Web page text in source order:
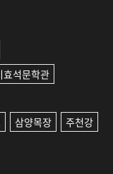
효석문학관
삼양목장 주천강